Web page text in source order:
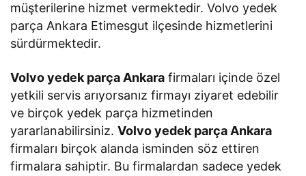
müşterilerine hizmet vermektedir. Volvo yedek
parça Ankara Etimesgut ilçesinde hizmetlerini
sürdürmektedir.
Volvo yedek parça Ankara firmaları içinde özel
yetkili servis arıyorsanız firmayı ziyaret edebilir
ve birçok yedek parça hizmetinden
yararlanabilirsiniz.Volvo yedek parça Ankara
firmaları birçok alanda isminden söz ettiren
firmalara sahiptir. Bu firmalardan sadece yedek